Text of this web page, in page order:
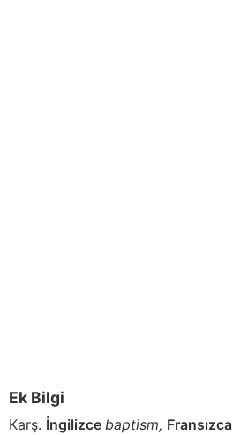
Ek Bilgi
Karş. İngilizce baptism, Fransızca